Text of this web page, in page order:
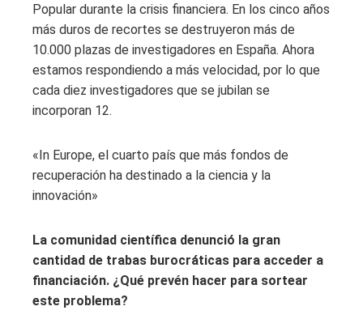
Popular durante la crisis financiera. En los cinco años
más duros de recortes se destruyeron más de
10.000 plazas de investigadores en España. Ahora
estamos respondiendo a más velocidad, por lo que
cada diez investigadores que se jubilan se
incorporan 12.
«In Europe, el cuarto país que más fondos de
recuperación ha destinado a la ciencia y la
innovación»
La comunidad científica denunció la gran
cantidad de trabas burocráticas para acceder a
financiación. ¿Qué prevén hacer para sortear
este problema?